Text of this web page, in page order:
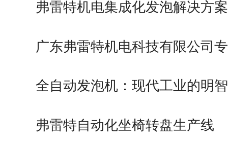
弗雷特机电集成化发泡解决方
广东弗雷特机电科技有限公司
全自动发泡机：现代工业的明
择…
弗雷特自动化坐椅转盘生产线